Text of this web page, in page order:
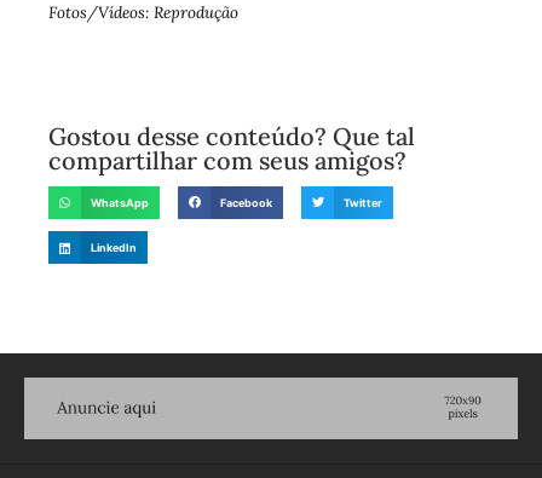
Fotos/Vídeos: Reprodução
Gostou desse conteúdo? Que tal
compartilhar com seus amigos?
WhatsApp Facebook Twitter
LinkedIn